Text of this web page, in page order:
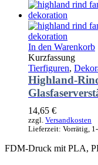
In den Warenkorb
Kurzfassung
Tierfiguren,
Highland-
14,65 €
zzgl. Versandkosten
Lieferzeit: Vorrätig,
FDM-Druck mit PLA,